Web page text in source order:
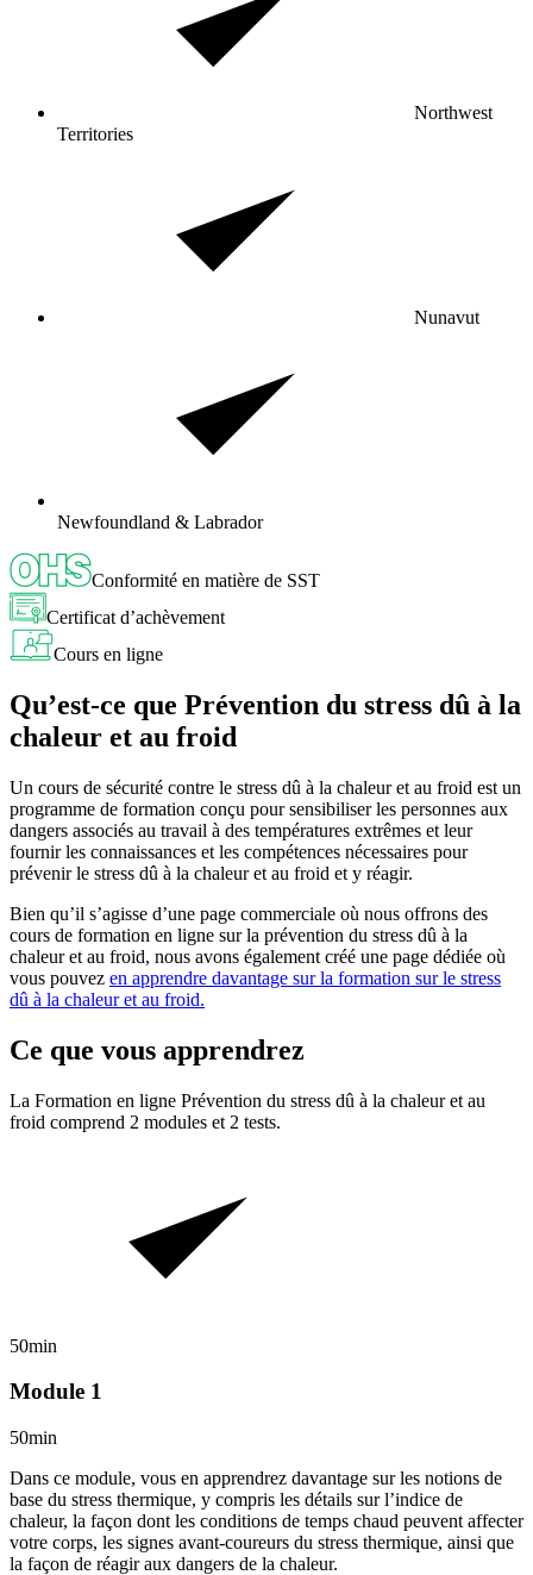
Northwest
Territories
Nunavut
Newfoundland & Labrador
Conformité en matière de SST
Certificat d’achèvement
Cours en ligne
Qu’est-ce que Prévention du stress dû à la
chaleur et au froid
Un cours de sécurité contre le stress dû à la chaleur et au froid est un
programme de formation conçu pour sensibiliser les personnes aux
dangers associés au travail à des températures extrêmes et leur
fournir les connaissances et les compétences nécessaires pour
prévenir le stress dû à la chaleur et au froid et y réagir.
Bien qu’il s’agisse d’une page commerciale où nous offrons des
cours de formation en ligne sur la prévention du stress dû à la
chaleur et au froid, nous avons également créé une page dédiée où
vous pouvez en apprendre davantage sur la formation sur le stress
dû à la chaleur et au froid.
Ce que vous apprendrez
La Formation en ligne Prévention du stress dû à la chaleur et au
froid comprend 2 modules et 2 tests.
50min
Module 1
50min
Dans ce module, vous en apprendrez davantage sur les notions de
base du stress thermique, y compris les détails sur l’indice de
chaleur, la façon dont les conditions de temps chaud peuvent affecter
votre corps, les signes avant-coureurs du stress thermique, ainsi que
la façon de réagir aux dangers de la chaleur.